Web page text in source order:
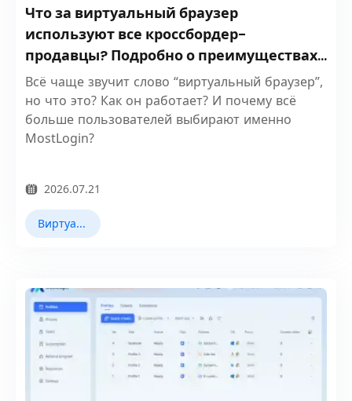
Что за виртуальный браузер
используют все кроссбордер-
продавцы? Подробно о преимуществах
MostLogin
Всё чаще звучит слово “виртуальный браузер”,
но что это? Как он работает? И почему всё
больше пользователей выбирают именно
MostLogin?
2026.07.21
Виртуальный браузер